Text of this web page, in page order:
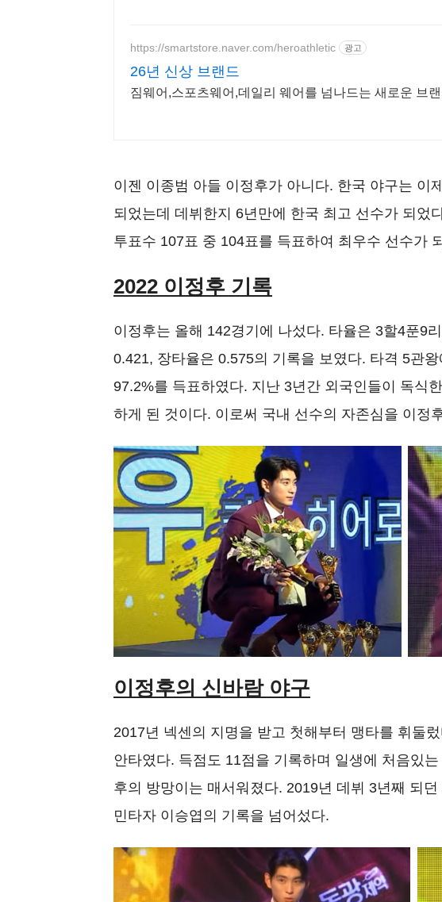
https://smartstore.naver.com/heroathletic 광고
26년 신상 브랜드
짐웨어,스포츠웨어,데일리 웨어를 넘나드는 새로운 브
이젠 이종범 아들 이정후가 아니다. 한국 야구는 이
되었는데 데뷔한지 6년만에 한국 최고 선수가 되었
투표수 107표 중 104표를 득표하여 최우수 선수가
2022 이정후 기록
이정후는 올해 142경기에 나섰다. 타율은 3할4푼9
0.421, 장타율은 0.575의 기록을 보였다. 타격 5관
97.2%를 득표하였다. 지난 3년간 외국인들이 독식
하게 된 것이다. 이로써 국내 선수의 자존심을 이정
이정후의 신바람 야구
2017년 넥센의 지명을 받고 첫해부터 맹타를 휘둘
안타였다. 득점도 11점을 기록하며 일생에 처음있
후의 방망이는 매서워졌다. 2019년 데뷔 3년째 되
민타자 이승엽의 기록을 넘어섰다.